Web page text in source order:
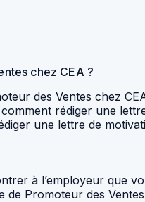
chez CEA ?
des Ventes chez
rédiger une
une lettre de
à l’employeur que
Promoteur des